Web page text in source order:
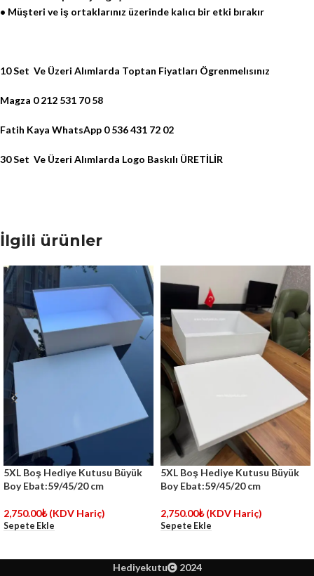
• Müşteri ve iş ortaklarınız üzerinde kalıcı bir etki bırakır
10 Set Ve Üzeri Alımlarda Toptan Fiyatları Ögrenmelısınız
Magza 0 212 531 70 58
Fatih Kaya WhatsApp 0 536 431 72 02
30 Set Ve Üzeri Alımlarda Logo Baskılı ÜRETİLİR
İlgili ürünler
5XL Boş Hediye Kutusu Büyük
Boy Ebat:59/45/20 cm
2,750.00₺ (KDV Hariç)
Sepete Ekle
5XL Boş Hediye Kutusu Büyük
Boy Ebat:59/45/20 cm
2,750.00₺ (KDV Hariç)
Sepete Ekle
Hediyekutu 2024